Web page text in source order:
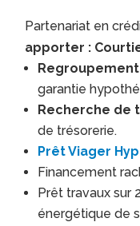
Partenariat en
apporter :
garantie
Recherche de
de trésorerie.
Prêt Viager
Financement
Prêt travaux sur
énergétique de